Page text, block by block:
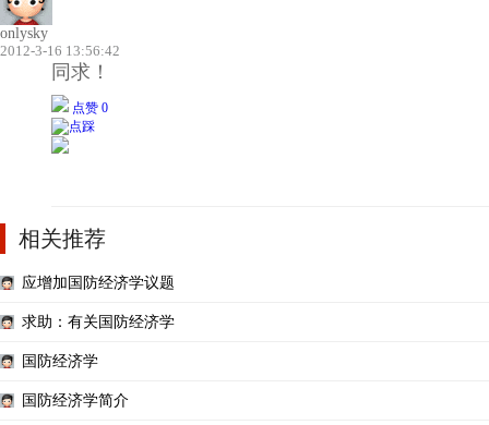
onlysky
2012-3-16 13:56:42
同求！
点赞 0
相关推荐
应增加国防经济学议题
求助：有关国防经济学
国防经济学
国防经济学简介